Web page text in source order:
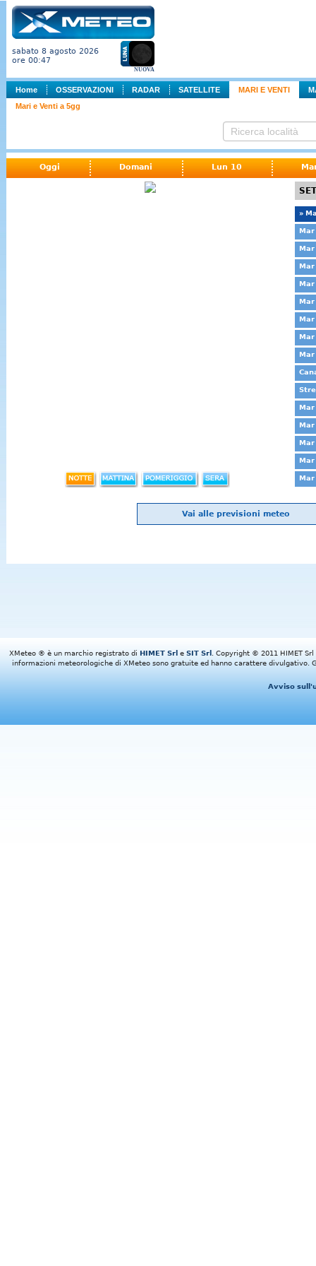
sabato 8 agosto 2026
ore 00:47
NUOVA
Home OSSERVAZIONI RADAR SATELLITE MARI E VENTI
Mari e Venti a 5gg
Oggi Domani Lun 10
»
Mar
Mar
Mar
Vai alle previsioni meteo
XMeteo ® è un marchio registrato di HIMET Srl e SIT Srl
. Copyright © 2011 HIMET
informazioni meteorologiche di XMeteo sono gratuite ed hanno carattere divulgativo.
Avviso